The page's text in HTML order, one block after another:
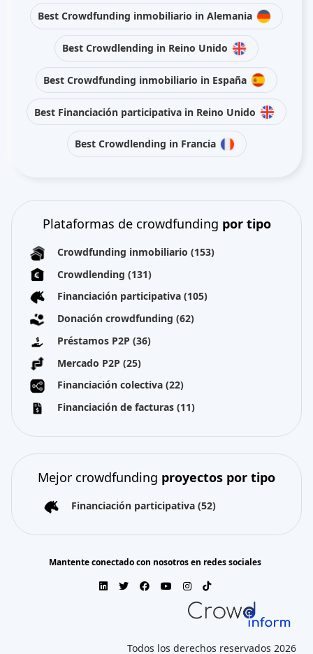
Best Crowdfunding inmobiliario in Alemania
Best Crowdlending in Reino Unido
Best Crowdfunding inmobiliario in España
Best Financiación participativa in Reino Unido
Best Crowdlending in Francia
Plataformas de crowdfunding por tipo
Crowdfunding inmobiliario (153)
Crowdlending (131)
Financiación participativa (105)
Donación crowdfunding (62)
Préstamos P2P (36)
Mercado P2P (25)
Financiación colectiva (22)
Financiación de facturas (11)
Mejor crowdfunding proyectos por tipo
Financiación participativa (52)
Mantente conectado con nosotros en redes sociales
Todos los derechos reservados 2026